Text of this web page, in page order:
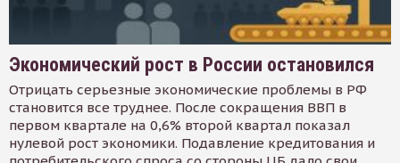
Экономический рост в России остановился
Отрицать серьезные экономические проблемы в РФ
становится все труднее. После сокращения ВВП в
первом квартале на 0,6% второй квартал показал
нулевой рост экономики. Подавление кредитования и